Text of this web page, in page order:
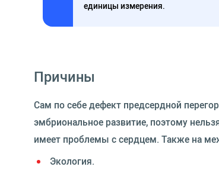
единицы измерения.
Причины
Сам по себе дефект предсердной
эмбриональное развитие, поэтому
имеет проблемы с сердцем. Также на
Экология.